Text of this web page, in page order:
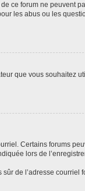
ce forum ne peuvent
les abus ou les
que vous souhaitez
Certains forums
lors de
de l’adresse courriel